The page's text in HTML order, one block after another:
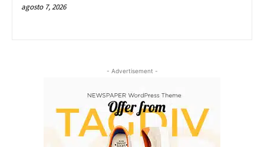
agosto 7, 2026
- Advertisement -